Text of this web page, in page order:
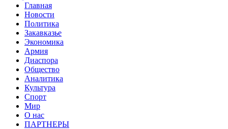
Главная
Новости
Политика
Закавказье
Экономика
Армия
Диаспора
Общество
Аналитика
Культура
Спорт
Мир
О нас
ПАРТНЕРЫ